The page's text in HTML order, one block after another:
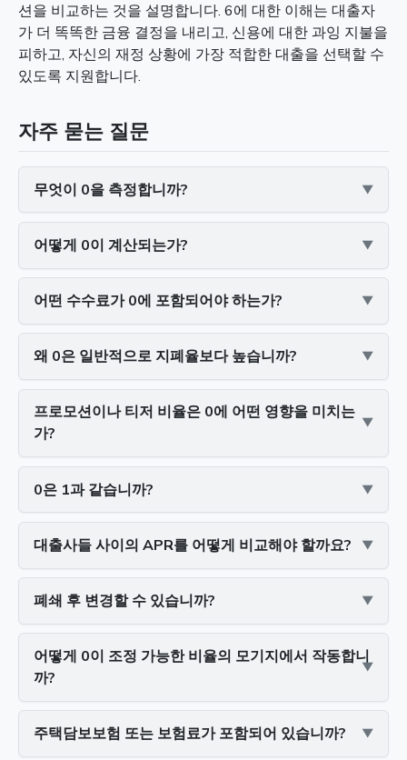
션을 비교하는 것을 설명합니다. 6에 대한 이해는 대출자
가 더 똑똑한 금융 결정을 내리고, 신용에 대한 과잉 지불을
피하고, 자신의 재정 상황에 가장 적합한 대출을 선택할 수
있도록 지원합니다.
자주 묻는 질문
무엇이 0을 측정합니까?
어떻게 0이 계산되는가?
어떤 수수료가 0에 포함되어야 하는가?
왜 0은 일반적으로 지폐율보다 높습니까?
프로모션이나 티저 비율은 0에 어떤 영향을 미치는
가?
0은 1과 같습니까?
대출사들 사이의 APR를 어떻게 비교해야 할까요?
폐쇄 후 변경할 수 있습니까?
어떻게 0이 조정 가능한 비율의 모기지에서 작동합니
까?
주택담보보험 또는 보험료가 포함되어 있습니까?